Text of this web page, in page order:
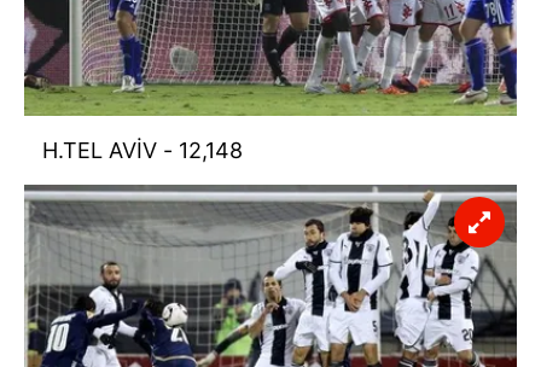
H.TEL AVİV - 12,148